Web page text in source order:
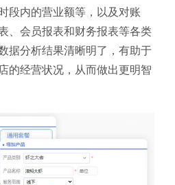
段内的营业额等，以及对账
、会员报表和财务报表等各类
据分析结果清晰明了，有助于
的经营状况，从而做出更明智